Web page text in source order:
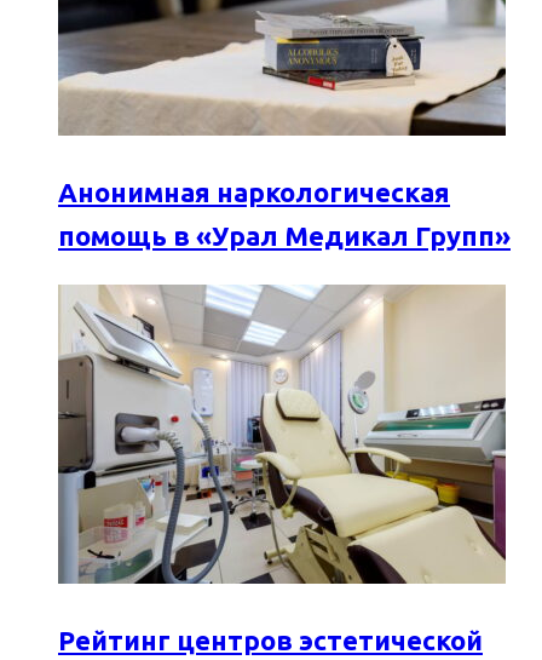
Анонимная наркологическая
помощь в «Урал Медикал Групп»
Рейтинг центров эстетической